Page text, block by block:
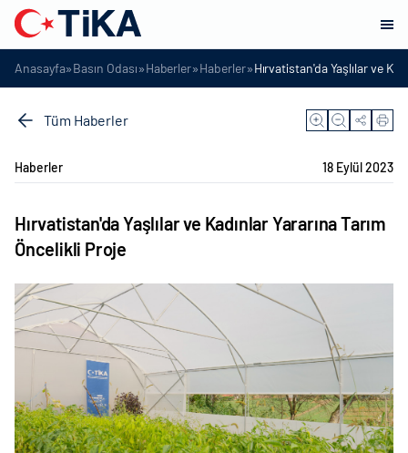
Anasayfa»Basın Odası»Haberler»Haberler»Hırvatistan'da Yaşlılar ve
Tüm Haberler
Haberler 18 Eylül 2023
Hırvatistan'da Yaşlılar ve Kadınlar Yararına Tarım
Öncelikli Proje